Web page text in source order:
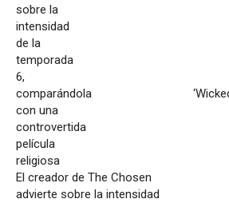
El creador de The Chosen
advierte sobre la intensidad